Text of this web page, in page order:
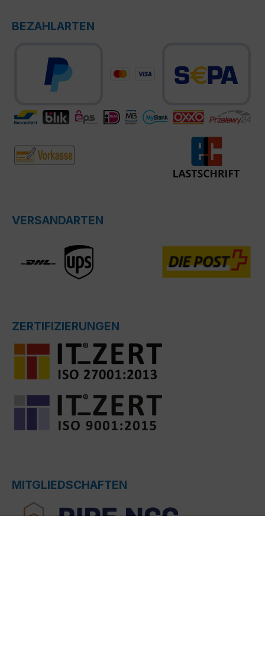
BEZAHLARTEN
VERSANDARTEN
ZERTIFIZIERUNGEN
MITGLIEDSCHAFTEN